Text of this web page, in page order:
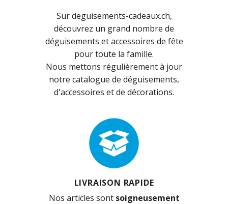
Sur deguisements-cadeaux.ch,
découvrez un grand nombre de
déguisements et accessoires de fête
pour toute la famille.
Nous mettons régulièrement à jour
notre catalogue de déguisements,
d'accessoires et de décorations.
LIVRAISON RAPIDE
Nos articles sont soigneusement